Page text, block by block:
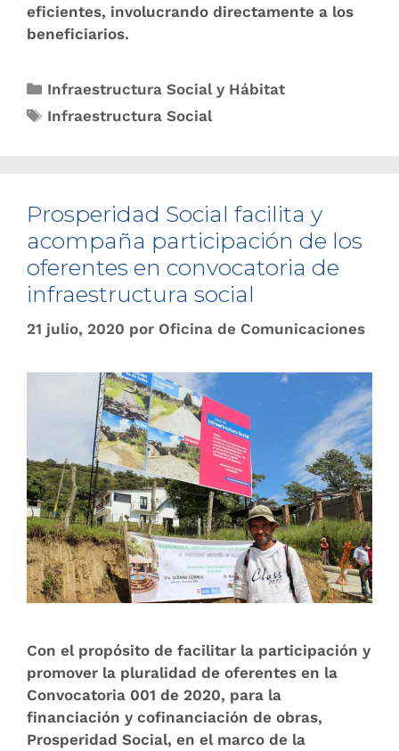
eficientes, involucrando directamente a los
beneficiarios.
Infraestructura Social y Hábitat
Infraestructura Social
Prosperidad Social facilita y
acompaña participación de los
oferentes en convocatoria de
infraestructura social
21 julio, 2020 por Oficina de Comunicaciones
Con el propósito de facilitar la participación y
promover la pluralidad de oferentes en la
Convocatoria 001 de 2020, para la
financiación y cofinanciación de obras,
Prosperidad Social, en el marco de la